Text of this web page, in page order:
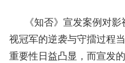
《知否》宣发案例对影
视冠军的逆袭与守擂过程
重要性日益凸显，而宣发